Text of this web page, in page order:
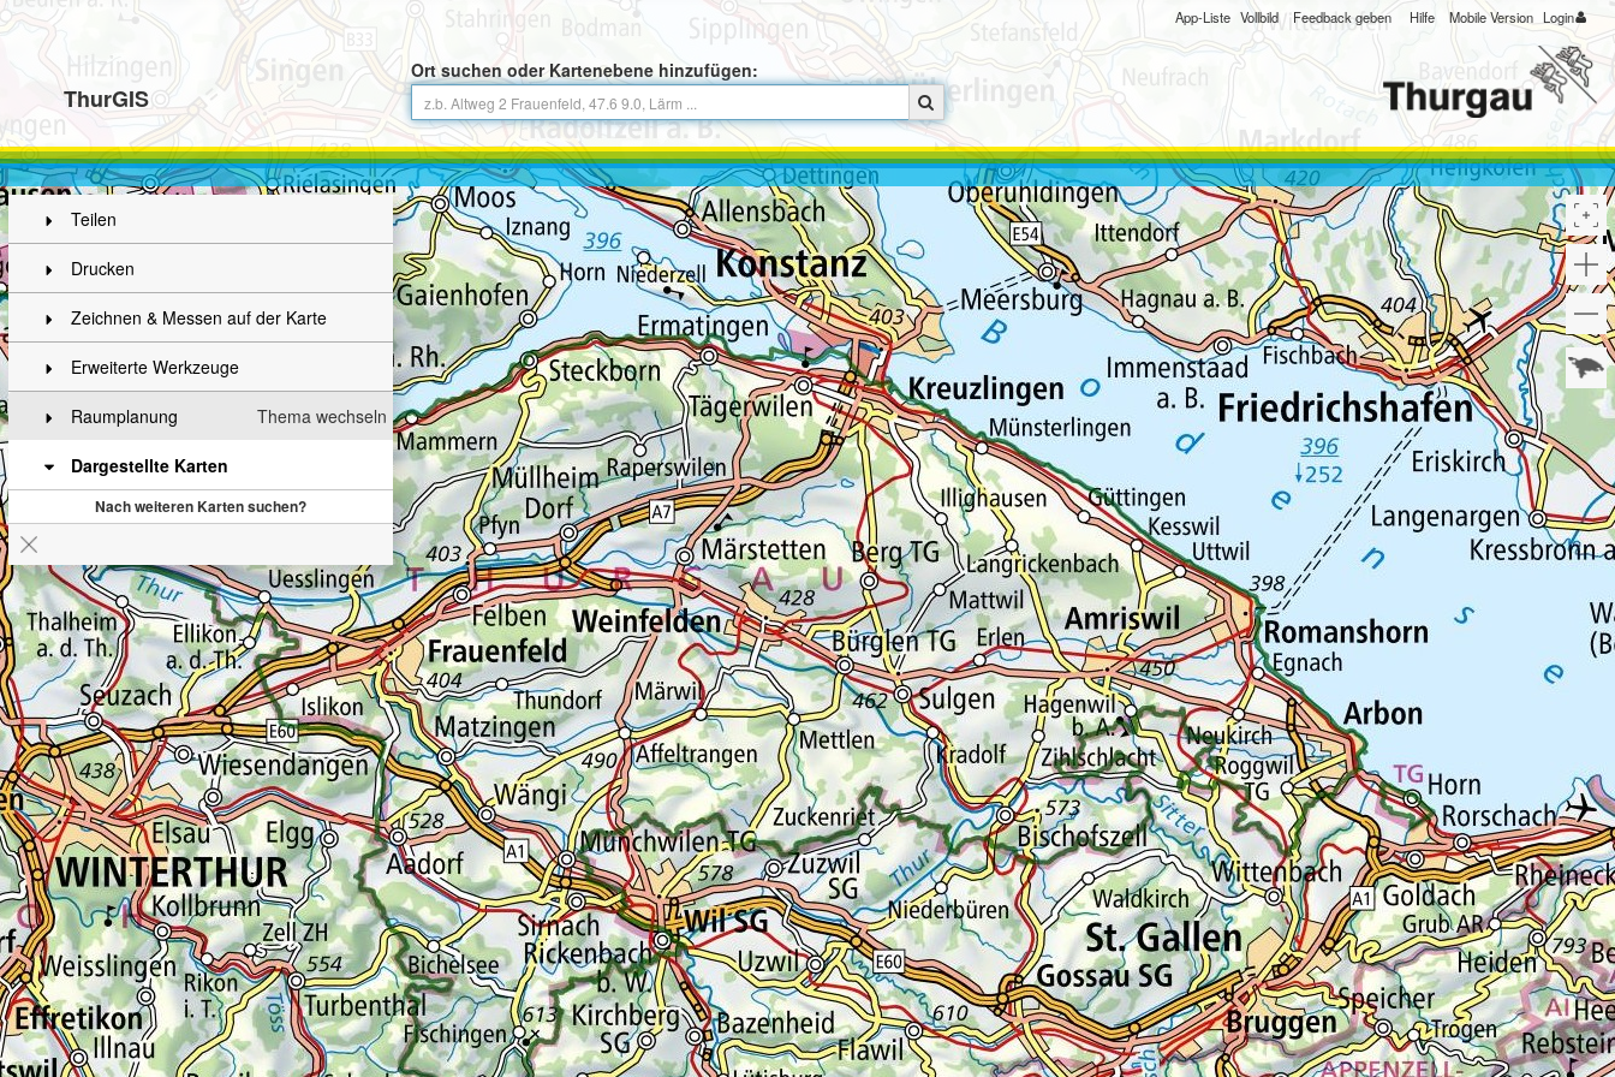
ThurGIS
Ort suchen oder Kartenebene hinzufügen:
App-Liste Vollbild Feedback geben Hilfe Mobile Version Login
Teilen
Drucken
Zeichnen & Messen auf der Karte
Erweiterte Werkzeuge
Thema wechseln
Raumplanung
Dargestellte Karten
Nach weiteren Karten suchen?